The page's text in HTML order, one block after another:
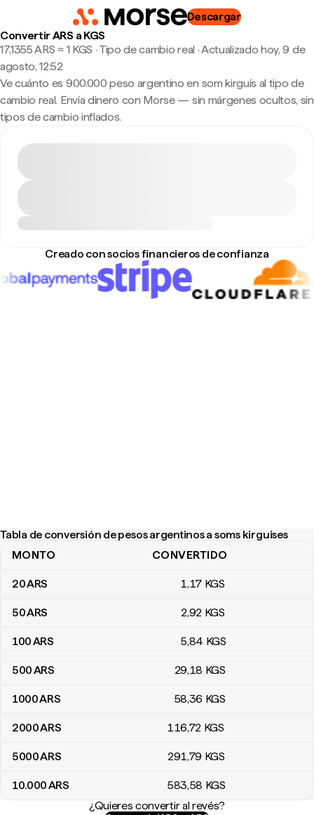
Descargar
Convertir ARS a KGS
17,1355 ARS ≈ 1 KGS · Tipo de cambio real ·Actualizado hoy, 9 de
agosto, 12:52
Ve cuánto es 900.000 peso argentino en som kirguís al tipo de
cambio real. Envía dinero con Morse — sin márgenes ocultos, sin
tipos de cambio inflados.
Creado con socios financieros de confianza
Tabla de conversión de pesos argentinos a soms kirguises
Tabla de conversión de pesos argentinos a soms kirguises
MONTO CONVERTIDO
20ARS 1,17 KGS
50ARS 2,92 KGS
100ARS 5,84 KGS
500ARS 29,18 KGS
1000ARS 58,36 KGS
2000ARS 116,72 KGS
5000ARS 291,79 KGS
10.000ARS 583,58 KGS
¿Quieres convertir al revés?